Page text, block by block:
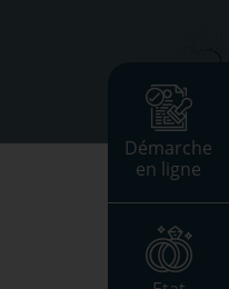
Démarche
en ligne